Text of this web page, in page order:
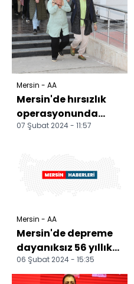
Mersin - AA
Mersin'de hırsızlık
operasyonunda
yakalanan 12
07 Şubat 2024 - 11:57
Mersin - AA
Mersin'de depreme
dayanıksız 56 yıllık
okul binasının yıkımı
sürüyor
06 Şubat 2024 - 15:35